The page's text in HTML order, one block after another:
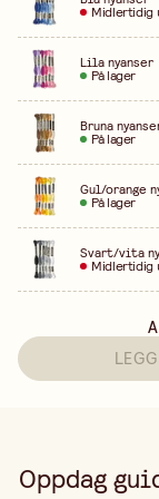
Midlertidig
Lila nyanser
På lager
Bruna
På lager
Gul/orange
På lager
Svart/vita
Midlertidig
Oppdag